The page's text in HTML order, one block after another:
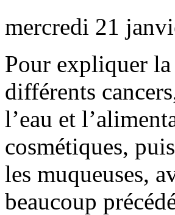
mercredi 21
Pour expliquer la
différents
l’eau et
cosmétiques,
les muqueuses,
beaucoup